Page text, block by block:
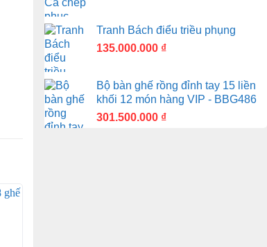
Tranh Bách điểu triều phụng
135.000.000 ₫
Bộ bàn ghế rồng đỉnh tay 15 liền
khối 12 món hàng VIP - BBG486
301.500.000 ₫